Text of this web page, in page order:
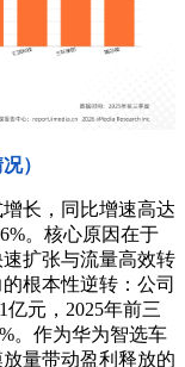
）
长，同比增速高达
。核心原因在于
扩张与流量高效转
根本性逆转：公司
亿元，2025年前三
。作为华为智选车
量带动盈利释放的